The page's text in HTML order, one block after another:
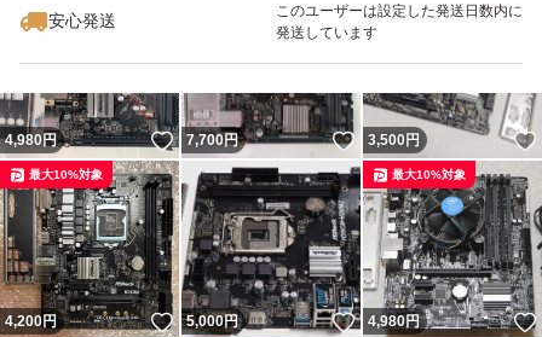
安心発送
このユーザーは設定した発送日数内に
発送しています
4,980円 いいね！
7,700円 いいね！
3,500円
4,200円 いいね！
最大10%対象
5,000円 いいね！
4,980円
最大10%対象